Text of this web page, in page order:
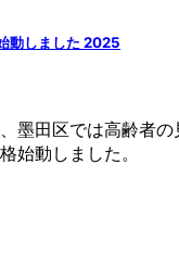
動しました 2025
墨田区では高齢者
始動しました。